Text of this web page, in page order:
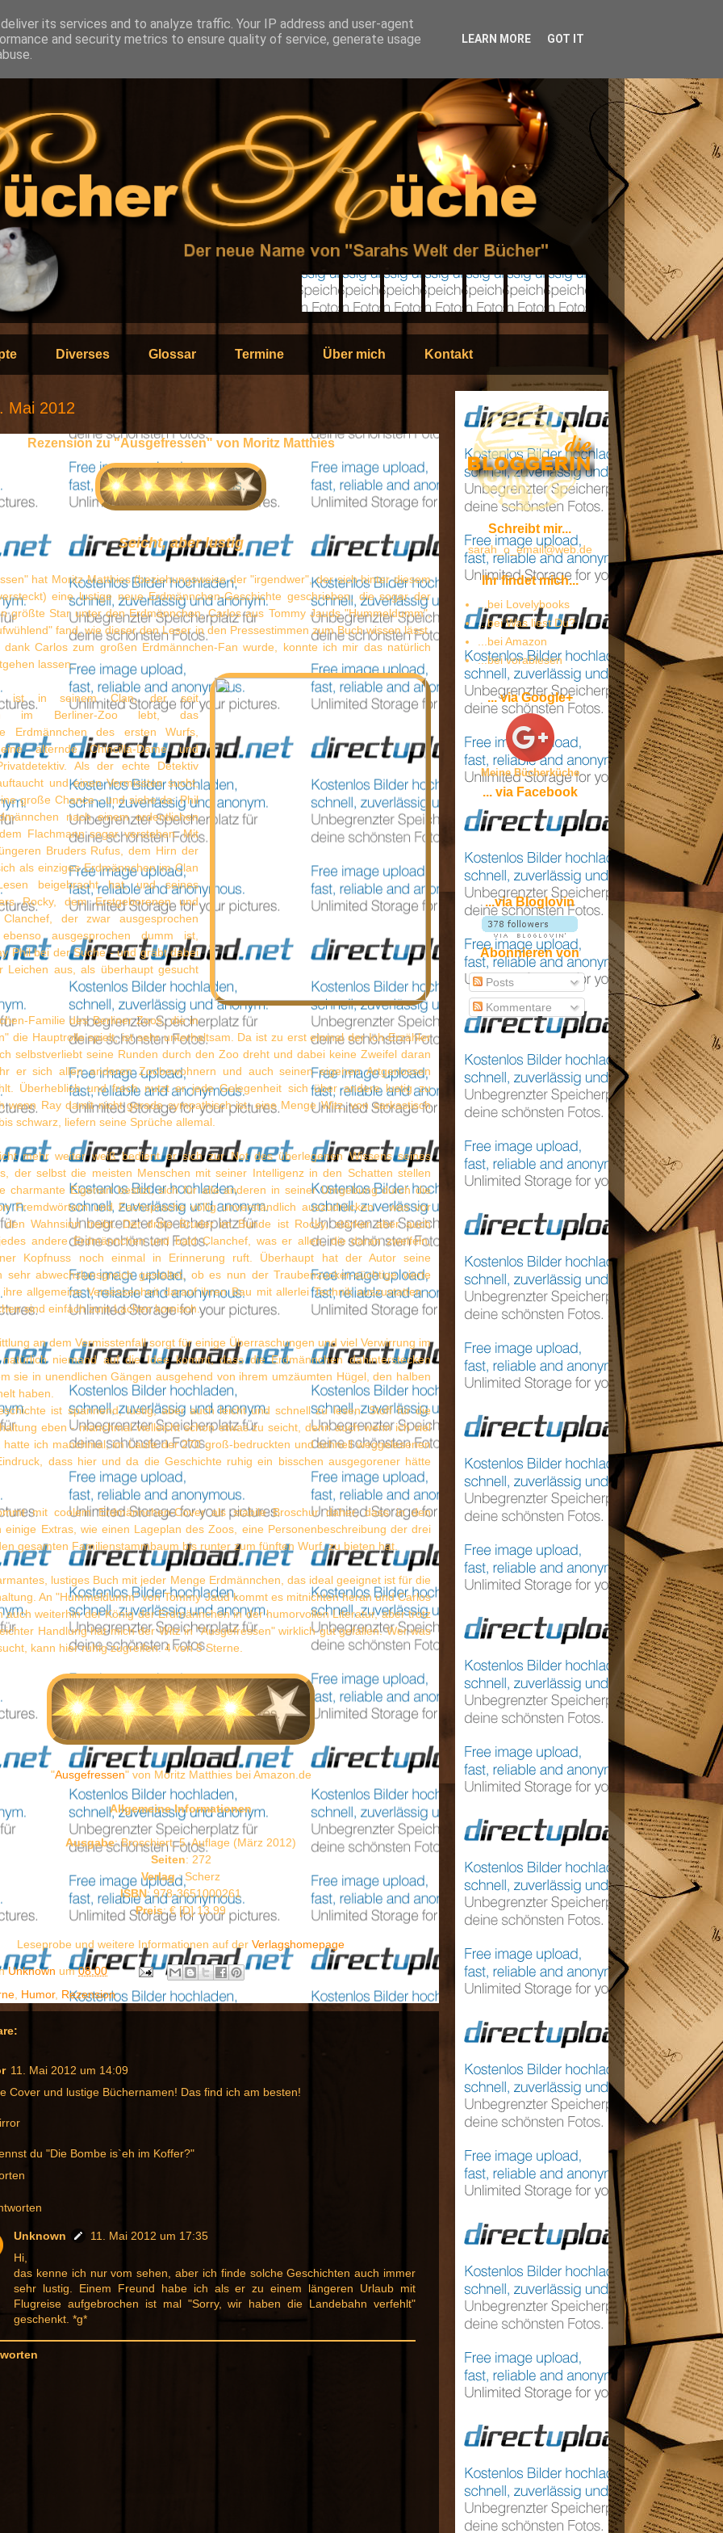
Diverses Glossar Termine Über mich Kontakt
Mai 2012
Rezension zu "Ausgefressen" von Moritz Matthies
Seicht, aber lustig
hat Moritz Matthies (beziehungsweise der "irgendwer", der sich hinter diesem
eine lustige neue Erdmännchen-Geschichte geschrieben, die sogar der
größte Star unter den Erdmännchen, Carlos aus Tommy Jauds "Hummeldumm",
fand, wie dieser den Leser in den Pressestimmen zum Buch wissen lässt.
dank Carlos zum großen Erdmännchen-Fan wurde, konnte ich mir das natürlich
lassen.
in seinem Clan, der seit
im Berliner-Zoo lebt, das
Erdmännchen des ersten Wurfs,
alternde Chincilla-Dame und
Als der echte Detektiv
und einen Vermissten sucht,
große Chance - und siehe da: Phil
nach einem ordentlichen
Flachmann sogar verstehen. Mit
Bruders Rufus, dem Hirn der
als einziges Erdmännchen im Clan
beigebracht hat, und seines
Rocky, dem Erstgeborenen und
Clanchef, der zwar ausgesprochen
ausgesprochen dumm ist,
Phil bei der Suche - und gräbt dabei
Leichen aus, als überhaupt gesucht
Familie des Berliner Zoos, die in
die Hauptrolle spielt, ist sehr unterhaltsam. Da ist zu erst einmal der Ich-Erzähler
selbstverliebt seine Runden durch den Zoo dreht und dabei keine Zweifel daran
er sich allen anderen Zoobewohnern und auch seinen eigenen Artgenossen
Überheblich und frech nutzt er jede Gelegenheit sich über andere lustig zu
wenn Ray damit nicht gerade sympathisch ist, eine Menge Witz, von sarkastisch
schwarz, liefern seine Sprüche allemal.
mehr weiter weiß bedient er sich zur Not des überlegenen Wissens seines
der selbst die meisten Menschen mit seiner Intelligenz in den Schatten stellen
charmante Eigenart besitzt, sich für alle anderen in seiner Umgebung durch die
Fremdwörtern und Fachsprache völlig unverständlich auszudrücken - was vor
Wahnsinn treibt. Der dritte Bruder im Bunde ist Rocky, stärker aber auch
andere Erdmännchen und bald Clanchef, was er allen, die daran zweifeln,
Kopfnuss noch einmal in Erinnerung ruft. Überhaupt hat der Autor seine
sehr abwechslunsgreich gestaltet, ob es nun der Traubenzucker-süchtige vierte
allgemeine Versessenheit darauf ihren Bau mit allerlei Technik auszustatten -
sind einfach zum Lachen komisch.
an dem Vermisstenfall sorgt für einige Überraschungen und viel Verwirrung im
niemand auf die Idee kommt, dass die Erdmännchen dahinterstecken
sie in unendlichen Gängen ausgehend von ihrem umzäumten Hügel, den halben
haben.
ist spannend, lustig, aber auch leicht und schnell zu lesen. Stoff für die
eben - manchmal vielleicht schon etwas zu seicht, denn auch wenn ich viel
hatte ich manchmal, im Laufe der 270 groß-bedruckten und schnell weggelesenen
dass hier und da die Geschichte ruhig ein bisschen ausgegorener hätte
mit coolem Erdmännchen-Cover als stabile Broschur daher, dass in den
einige Extras, wie einen Lageplan des Zoos, eine Personenbeschreibung der drei
gesamten Familienstammbaum bis runter zum fünften Wurf, zu bieten hat.
lustiges Buch mit jeder Menge Erdmännchen, das ideal geeignet ist für die
An "Hummeldumm" von Tommy Jaud kommt es mitnichten heran und Carlos
auch weiterhin der König der Erdmännchen in der humorvollen Literatur, aber trotz
Handlung hat mich der Witz in "Ausgefressen" wirklich gut gefallen. Wer was
kann hier ruhig zugreifen. 4 von 5 Sterne.
"Ausgefressen" von Moritz Matthies bei Amazon.de
Allgemeine Informationen
Ausgabe: Broschiert, 5. Auflage (März 2012)
Seiten: 272
Verlag: Scherz
ISBN:978-3651000261
Preis: € [D] 13.99
Leseprobe und weitere Informationen auf der Verlagshomepage
Unknown um08:00
Humor, Rezension
11. Mai 2012 um 14:09
Cover und lustige Büchernamen! Das find ich am besten!
du "Die Bombe is`eh im Koffer?"
Unknown
11. Mai 2012 um 17:35
Hi,
das kenne ich nur vom sehen, aber ich finde solche Geschichten auch immer
sehr lustig. Einem Freund habe ich als er zu einem längeren Urlaub mit
Flugreise aufgebrochen ist mal "Sorry, wir haben die Landebahn verfehlt"
geschenkt. *g*
Schreibt mir...
sarah_o_email@web.de
Ihr findet mich...
...bei Lovelybooks
...bei Was liest Du?
...bei Amazon
...bei vorablesen
... via Google+
Meine Bücherküche
... via Facebook
...via Bloglovin
Abonnieren von
Posts
Kommentare
its services and to analyze traffic. Your IP address and user-agent
and security metrics to ensure quality of service, generate usage
LEARN MORE GOT IT